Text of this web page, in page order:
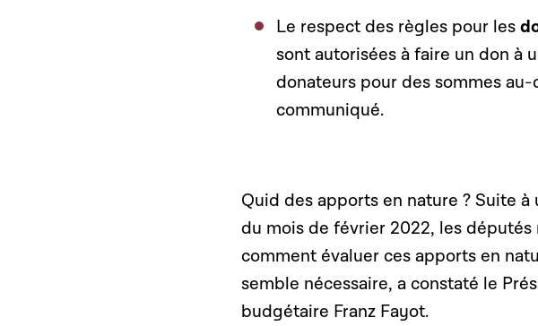
Le respect des règles pour les
sont autorisées à faire un don à
donateurs pour des sommes
communiqué.
Quid des apports en nature ? Suite
du mois de février 2022, les
comment évaluer ces apports en
semble nécessaire, a constaté le
budgétaire Franz Fayot.